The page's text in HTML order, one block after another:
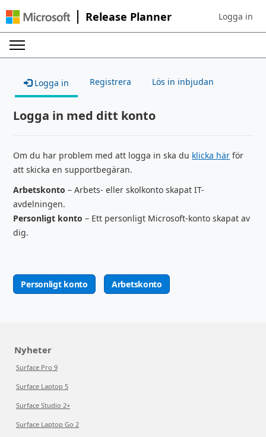
Release Planner Sign in to
Logga in
Logga in Registrera Lös in inbjudan
Logga in med ditt konto
Om du har problem med att logga in ska du klicka här för
att skicka en supportbegäran.
Arbetskonto – Arbets- eller skolkonto skapat IT-
avdelningen.
Personligt konto – Ett personligt Microsoft-konto skapat av
dig.
Personligt konto Arbetskonto
Nyheter
Surface Pro 9
Surface Laptop 5
Surface Studio 2+
Surface Laptop Go 2